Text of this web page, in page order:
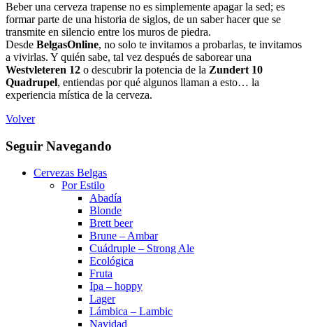
Beber una cerveza trapense no es simplemente apagar la sed; es
formar parte de una historia de siglos, de un saber hacer que se
transmite en silencio entre los muros de piedra.
Desde BelgasOnline, no solo te invitamos a probarlas, te invitamos
a vivirlas. Y quién sabe, tal vez después de saborear una
Westvleteren 12 o descubrir la potencia de la Zundert 10
Quadrupel, entiendas por qué algunos llaman a esto… la
experiencia mística de la cerveza.
Volver
Seguir Navegando
Cervezas Belgas
Por Estilo
Abadía
Blonde
Brett beer
Brune – Ambar
Cuádruple – Strong Ale
Ecológica
Fruta
Ipa – hoppy
Lager
Lámbica – Lambic
Navidad